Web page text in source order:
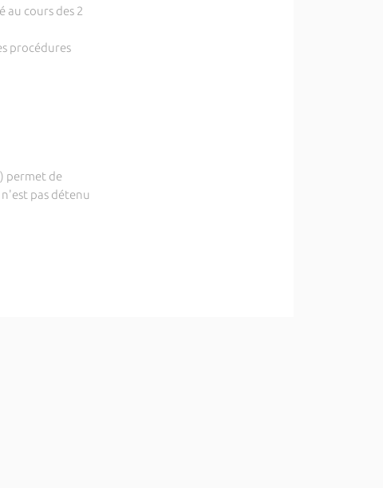
cours des 2
procédures
permet de
pas détenu